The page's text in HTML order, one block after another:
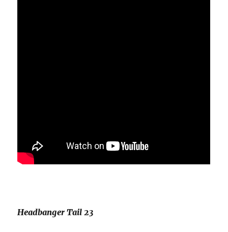
Headbanger Tail 23